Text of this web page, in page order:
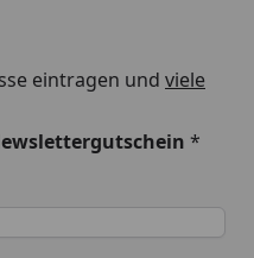
1/2 Zoll
50 mm
Mittenanschluss
eintragen und viele
*